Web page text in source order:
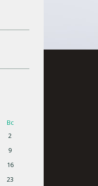
Вс
2
9
16
23